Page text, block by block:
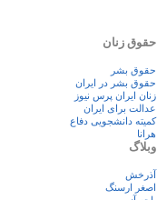
حقوق زنان
حقوق بشر
حقوق بشر در ایران
زنان ايران پرس نيوز
عدالت برای ایران
کمیته دانشجویی دفاع
هرانا
وبلاگ
آذرخش
اصغر ارسنگ